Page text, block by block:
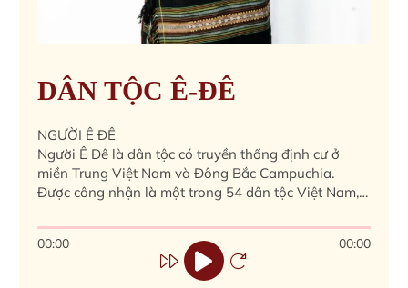
DÂN TỘC Ê-ĐÊ
NGƯỜI Ê ĐÊ
Người Ê Đê là dân tộc có truyền thống định cư ở
miền Trung Việt Nam và Đông Bắc Campuchia.
Được công nhận là một trong 54 dân tộc Việt Nam,
ngữ Ê Đê thuộc phân nhóm ngôn ngữ Chăm thuộc
ngữ chi Malay-Polynesia của ngữ hệ Nam Đảo.
00:00 00:00